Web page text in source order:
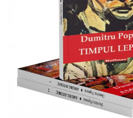
Universala
Universala